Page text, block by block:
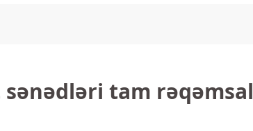
tam rəqəmsal